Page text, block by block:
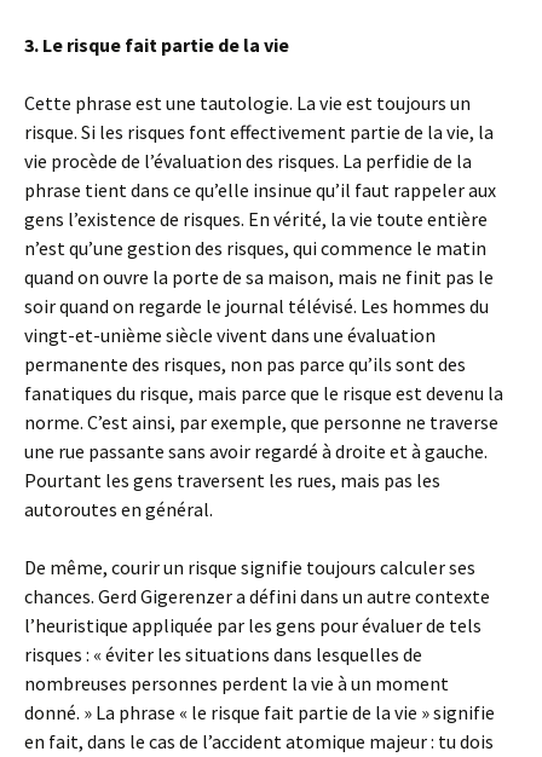
3. Le risque fait partie de la vie
Cette phrase est une tautologie. La vie est toujours un
risque. Si les risques font effectivement partie de la vie, la
vie procède de l’évaluation des risques. La perfidie de la
phrase tient dans ce qu’elle insinue qu’il faut rappeler aux
gens l’existence de risques. En vérité, la vie toute entière
n’est qu’une gestion des risques, qui commence le matin
quand on ouvre la porte de sa maison, mais ne finit pas le
soir quand on regarde le journal télévisé. Les hommes du
vingt-et-unième siècle vivent dans une évaluation
permanente des risques, non pas parce qu’ils sont des
fanatiques du risque, mais parce que le risque est devenu la
norme. C’est ainsi, par exemple, que personne ne traverse
une rue passante sans avoir regardé à droite et à gauche.
Pourtant les gens traversent les rues, mais pas les
autoroutes en général.
De même, courir un risque signifie toujours calculer ses
chances. Gerd Gigerenzer a défini dans un autre contexte
l’heuristique appliquée par les gens pour évaluer de tels
risques : « éviter les situations dans lesquelles de
nombreuses personnes perdent la vie à un moment
donné. » La phrase « le risque fait partie de la vie » signifie
en fait, dans le cas de l’accident atomique majeur : tu dois